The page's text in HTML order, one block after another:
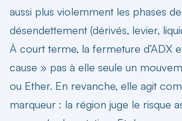
aussi plus violemment les phases de
désendettement (dérivés, levier,
À court terme, la fermeture d’ADX
cause » pas à elle seule un
ou Ether. En revanche, elle agit
marqueur : la région juge le risque